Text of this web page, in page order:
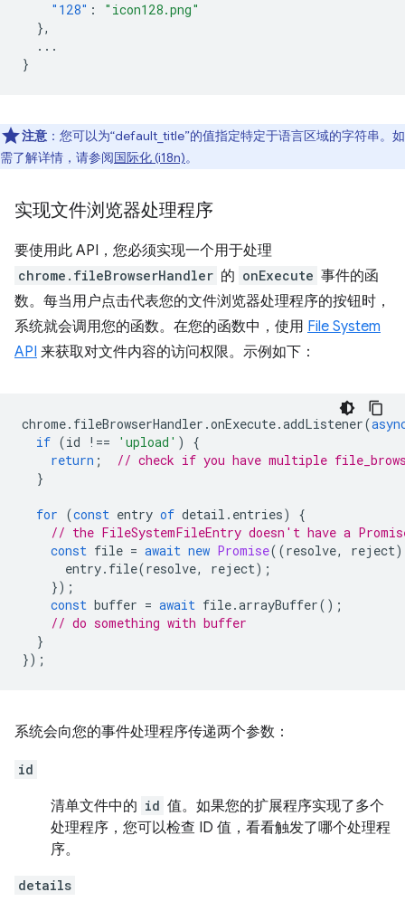
"128" :
"icon128.png"
},
...
}
注意 ：您可以为“default_title”的值指定特定于语言区域的字符串。如
需了解详情，请参阅国际化 (i18n)。
实现文件浏览器处理程序
要使用此 API，您必须实现一个用于处理
chrome.fileBrowserHandler 的 onExecute 事件的函
数。每当用户点击代表您的文件浏览器处理程序的按钮时，
系统就会调用您的函数。在您的函数中，使用 File System
API 来获取对文件内容的访问权限。示例如下：
chrome. fileBrowserHandler .onExecute.addListener(
if (id !== 'upload' )
{
return ;
// check if you have multiple
}
for (const entry of detail . entries)
{
// the FileSystemFileEntry doesn't have a
const file = await new Promise((resolve, reject)
entry. file(resolve, reject);
});
const buffer = await file.arrayBuffer();
// do something with buffer
}
});
系统会向您的事件处理程序传递两个参数：
id
清单文件中的 id 值。如果您的扩展程序实现了多个
处理程序，您可以检查 ID 值，看看触发了哪个处理程
序。
details